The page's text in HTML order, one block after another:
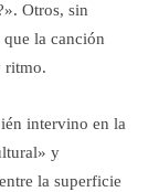
Otros, sin
la canción
ritmo.
intervino en la
y
la superficie